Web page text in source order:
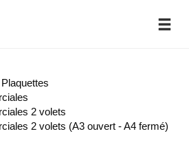
2 volets
2 volets (A3 ouvert - A4 fermé)